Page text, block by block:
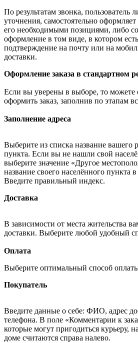
По результатам звонка, пользователь
уточнения, самостоятельно оформляет
его необходимыми позициями, либо
оформление в том виде, в котором
подтверждение на почту или на
доставки.
Оформление заказа в стандартном
Если вы уверены в выборе, то можете
оформить заказ, заполнив по этапам
Заполнение адреса
Выберите из списка название вашего
пункта. Если вы не нашли свой
выберите значение «Другое
название своего населённого пункта
Введите правильный индекс.
Доставка
В зависимости от места жительства
доставки. Выберите любой удобный
Оплата
Выберите оптимальный способ
Покупатель
Введите данные о себе: ФИО, адрес
телефона. В поле «Комментарии к
которые могут пригодиться курьеру,
доме считаются справа налево.